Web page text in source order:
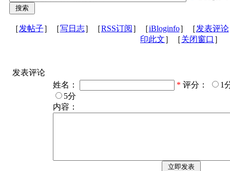
［发帖子］［写日志］［RSS订阅 ］［iBloginfo］［发表评论
印此文］［关闭窗口 ］
发表评论
姓名：
* 评分：
1
5分
内容：